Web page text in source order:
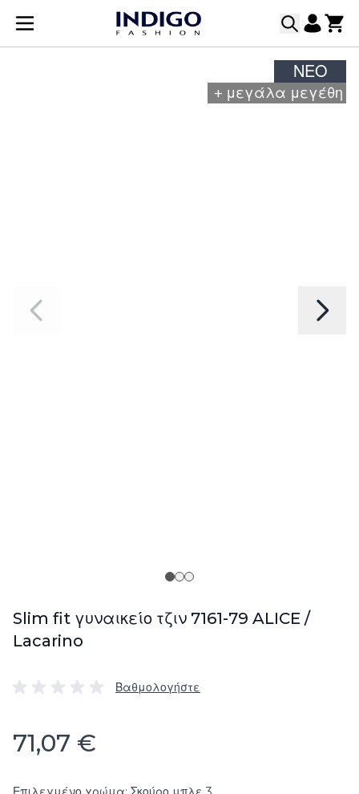
Μετάβαση στο περιεχόμενο
ΝΈΟ
+ μεγάλα μεγέθη
Slim fit γυναικείο τζιν 7161-79 ALICE /
Lacarino
Βαθμολογήστε
71,07 €